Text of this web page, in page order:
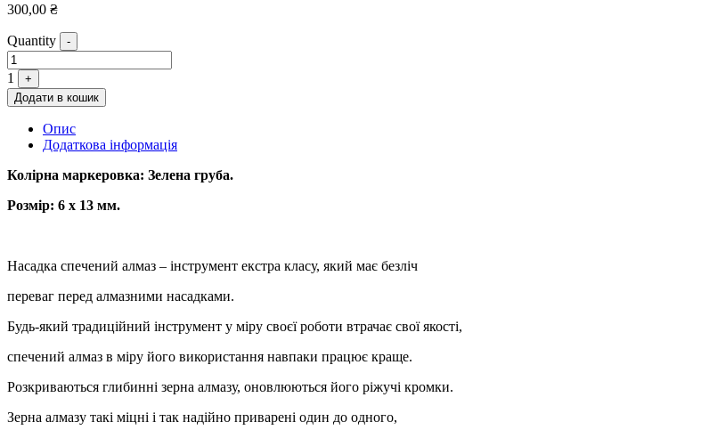
300,00 ₴
Quantity -
1
+
Додати в кошик
Опис
Додаткова інформація
Колірна маркеровка: Зелена груба.
Розмір: 6 х 13 мм.
Насадка спечений алмаз – інструмент екстра класу, який має безліч
переваг перед алмазними насадками.
Будь-який традиційний інструмент у міру своєї роботи втрачає свої якості,
спечений алмаз в міру його використання навпаки працює краще.
Розкриваються глибинні зерна алмазу, оновлюються його ріжучі кромки.
Зерна алмазу такі міцні і так надійно приварені один до одного,